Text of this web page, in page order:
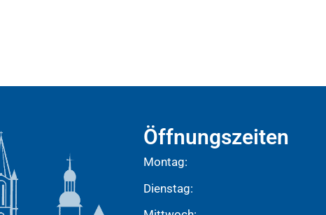
Öffnungszeiten
Montag:
Dienstag: